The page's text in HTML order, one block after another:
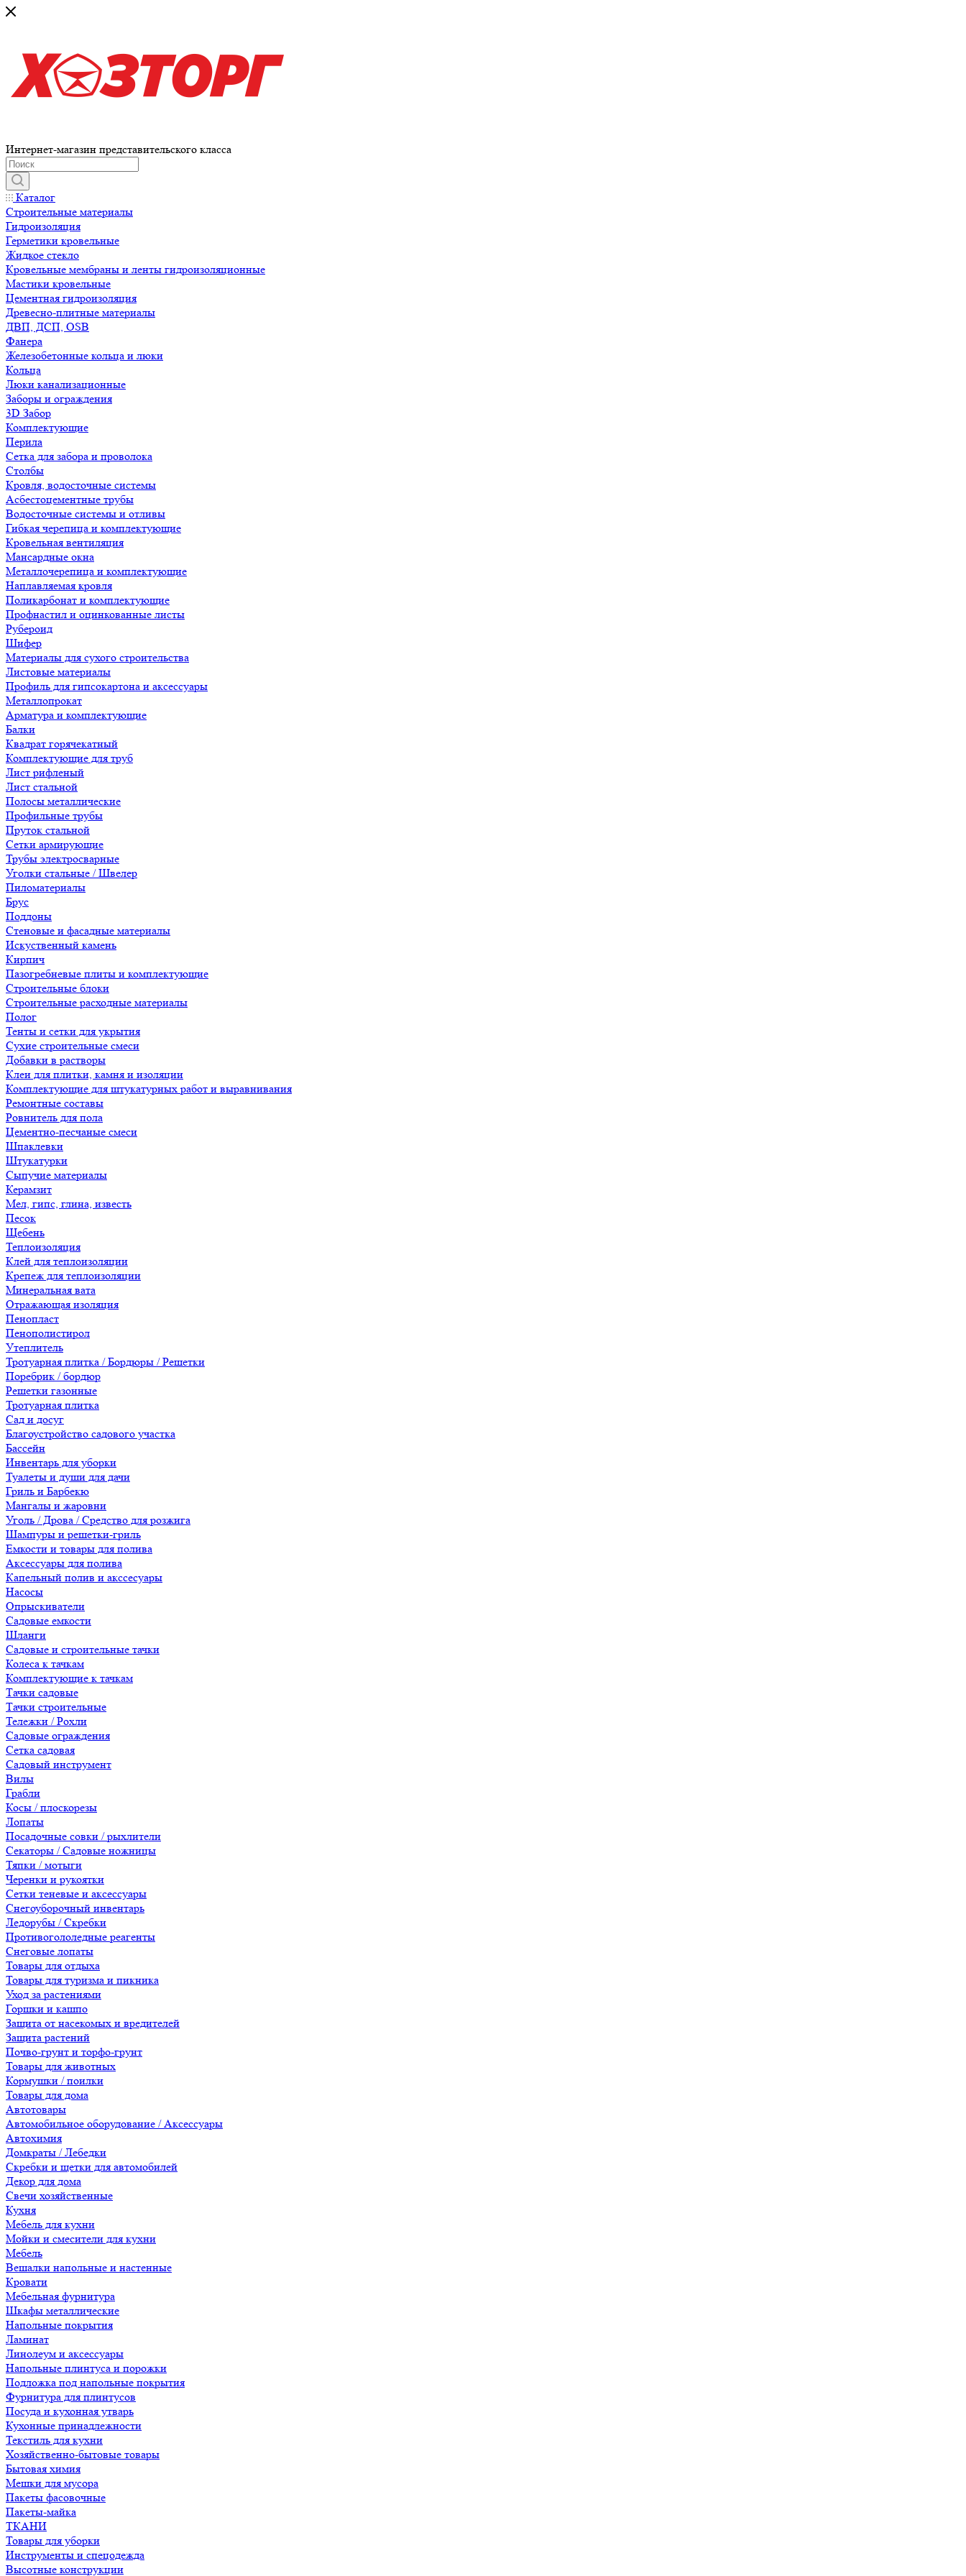
Интернет-магазин представительского класса
Каталог
Строительные материалы
Гидроизоляция
Герметики кровельные
Жидкое стекло
Кровельные мембраны и ленты гидроизоляционные
Мастики кровельные
Цементная гидроизоляция
Древесно-плитные материалы
ДВП, ДСП, OSB
Фанера
Железобетонные кольца и люки
Кольца
Люки канализационные
Заборы и ограждения
3D Забор
Комплектующие
Перила
Сетка для забора и проволока
Столбы
Кровля, водосточные системы
Асбестоцементные трубы
Водосточные системы и отливы
Гибкая черепица и комплектующие
Кровельная вентиляция
Мансардные окна
Металлочерепица и комплектующие
Наплавляемая кровля
Поликарбонат и комплектующие
Профнастил и оцинкованные листы
Рубероид
Шифер
Материалы для сухого строительства
Листовые материалы
Профиль для гипсокартона и аксессуары
Металлопрокат
Арматура и комплектующие
Балки
Квадрат горячекатный
Комплектующие для труб
Лист рифленый
Лист стальной
Полосы металлические
Профильные трубы
Пруток стальной
Сетки армирующие
Трубы электросварные
Уголки стальные / Швелер
Пиломатериалы
Брус
Поддоны
Стеновые и фасадные материалы
Искуственный камень
Кирпич
Пазогребневые плиты и комплектующие
Строительные блоки
Строительные расходные материалы
Полог
Тенты и сетки для укрытия
Сухие строительные смеси
Добавки в растворы
Клеи для плитки, камня и изоляции
Комплектующие для штукатурных работ и выравнивания
Ремонтные составы
Ровнитель для пола
Цементно-песчаные смеси
Шпаклевки
Штукатурки
Сыпучие материалы
Керамзит
Мел, гипс, глина, известь
Песок
Щебень
Теплоизоляция
Клей для теплоизоляции
Крепеж для теплоизоляции
Минеральная вата
Отражающая изоляция
Пенопласт
Пенополистирол
Утеплитель
Тротуарная плитка / Бордюры / Решетки
Поребрик / бордюр
Решетки газонные
Тротуарная плитка
Сад и досуг
Благоустройство садового участка
Бассейн
Инвентарь для уборки
Туалеты и души для дачи
Гриль и Барбекю
Мангалы и жаровни
Уголь / Дрова / Средство для розжига
Шампуры и решетки-гриль
Емкости и товары для полива
Аксессуары для полива
Капельный полив и акссесуары
Насосы
Опрыскиватели
Садовые емкости
Шланги
Садовые и строительные тачки
Колеса к тачкам
Комплектующие к тачкам
Тачки садовые
Тачки строительные
Тележки / Рохли
Садовые ограждения
Сетка садовая
Садовый инструмент
Вилы
Грабли
Косы / плоскорезы
Лопаты
Посадочные совки / рыхлители
Секаторы / Садовые ножницы
Тяпки / мотыги
Черенки и рукоятки
Сетки теневые и аксессуары
Снегоуборочный инвентарь
Ледорубы / Скребки
Противогололедные реагенты
Снеговые лопаты
Товары для отдыха
Товары для туризма и пикника
Уход за растениями
Горшки и кашпо
Защита от насекомых и вредителей
Защита растений
Почво-грунт и торфо-грунт
Товары для животных
Кормушки / поилки
Товары для дома
Автотовары
Автомобильное оборудование / Аксессуары
Автохимия
Домкраты / Лебедки
Скребки и щетки для автомобилей
Декор для дома
Свечи хозяйственные
Кухня
Мебель для кухни
Мойки и смесители для кухни
Мебель
Вешалки напольные и настенные
Кровати
Мебельная фурнитура
Шкафы металлические
Напольные покрытия
Ламинат
Линолеум и аксессуары
Напольные плинтуса и порожки
Подложка под напольные покрытия
Фурнитура для плинтусов
Посуда и кухонная утварь
Кухонные принадлежности
Текстиль для кухни
Хозяйственно-бытовые товары
Бытовая химия
Мешки для мусора
Пакеты фасовочные
Пакеты-майка
ТКАНИ
Товары для уборки
Инструменты и спецодежда
Высотные конструкции